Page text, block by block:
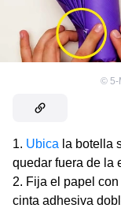
© 5-
Ubica la botella
quedar fuera de la
Fija el papel
cinta adhesiva